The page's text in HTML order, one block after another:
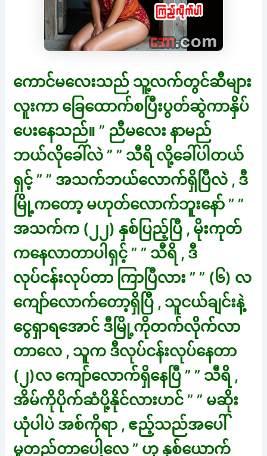
ကောင်မလေးသည် သူ့လက်တွင်ဆီများ
လူးကာ ခြေထောက်စပြီးပွတ်ဆွဲကာနှိပ်
ပေးနေသည်။ ” ညီမလေး နာမည်
ဘယ်လိုခေါ်လဲ ” ” သီရိ လို့ခေါ်ပါတယ်
ရှင့် ” ” အသက်ဘယ်လောက်ရှိပြီလဲ , ဒီ
မြို့ကတော့ မဟုတ်လောက်ဘူးနော် ” ”
အသက်က (၂၂) နှစ်ပြည့်ပြီ , မိုးကုတ်
ကနေလာတာပါရှင့် ” ” သီရိ , ဒီ
လုပ်ငန်းလုပ်တာ ကြာပြီလား ” ” (၆) လ
ကျော်လောက်တော့ရှိပြီ , သူငယ်ချင်းနဲ့
ငွေရှာရအောင် ဒီမြို့ကိုတက်လိုက်လာ
တာလေ , သူက ဒီလုပ်ငန်းလုပ်နေတာ
(၂)လ ကျော်လောက်ရှိနေပြီ ” ” သီရိ ,
အိမ်ကိုပိုက်ဆံပို့နိုင်လားဟင် ” ” မဆိုး
ယုံပါပဲ အစ်ကိုရာ , ဧည့်သည်အပေါ်
မူတည်တာပေါ့လေ ” ဟု နှစ်ယောက်